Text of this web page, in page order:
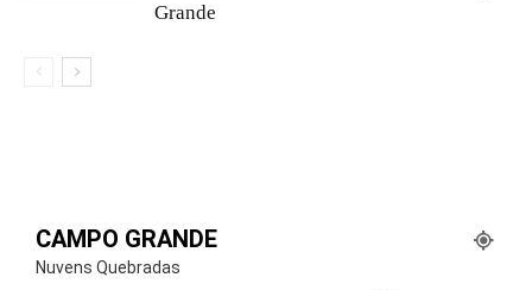
Grande
CAMPO GRANDE
Nuvens Quebradas